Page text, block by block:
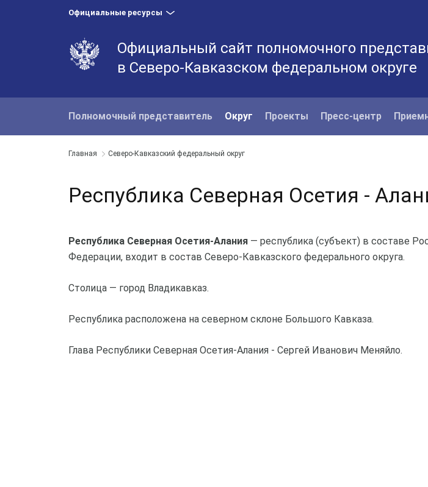
Официальные ресурсы
Официальный сайт полномочного
в Северо-Кавказском федеральном округе
Полномочный представитель Округ Проекты Пресс-центр
Главная Северо-Кавказский федеральный округ
Республика Северная Осетия -
Республика Северная Осетия-Алания — республика (субъект) в составе
Федерации, входит в состав Северо-Кавказского федерального округа.
Столица — город Владикавказ.
Республика расположена на северном склоне Большого Кавказа.
Глава Республики Северная Осетия-Алания - Сергей Иванович Меняйло.